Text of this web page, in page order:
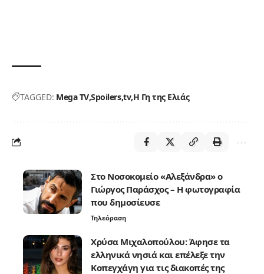
TAGGED: Mega TVSpoilerstv Η Γη της Ελιάς
Στο Νοσοκομείο «Αλεξάνδρα» ο
Γιώργος Παράσχος – Η φωτογραφία
που δημοσίευσε
Τηλεόραση
Χρύσα Μιχαλοπούλου: Άφησε τα
ελληνικά νησιά και επέλεξε την
Κοπεγχάγη για τις διακοπές της